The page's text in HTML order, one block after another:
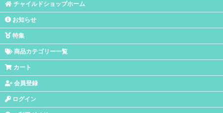
チャイルドショップホーム
お知らせ
特集
商品カテゴリー一覧
カート
会員登録
ログイン